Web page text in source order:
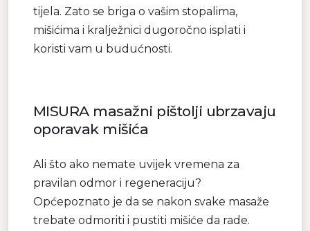
tijela. Zato se briga o vašim stopalima,
mišićima i kralježnici dugoročno isplati i
koristi vam u budućnosti.
MISURA masažni pištolji ubrzavaju
oporavak mišića
Ali što ako nemate uvijek vremena za
pravilan odmor i regeneraciju?
Općepoznato je da se nakon svake masaže
trebate odmoriti i pustiti mišiće da rade.